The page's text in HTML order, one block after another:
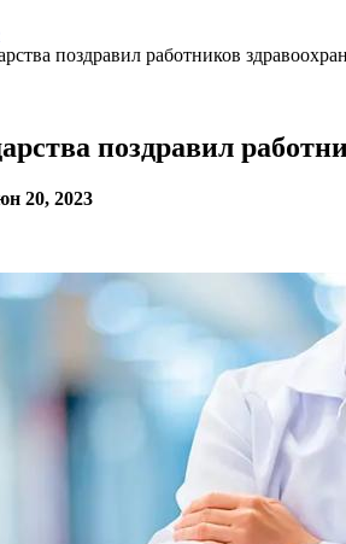
поздравил работников
поздравил
20, 2023